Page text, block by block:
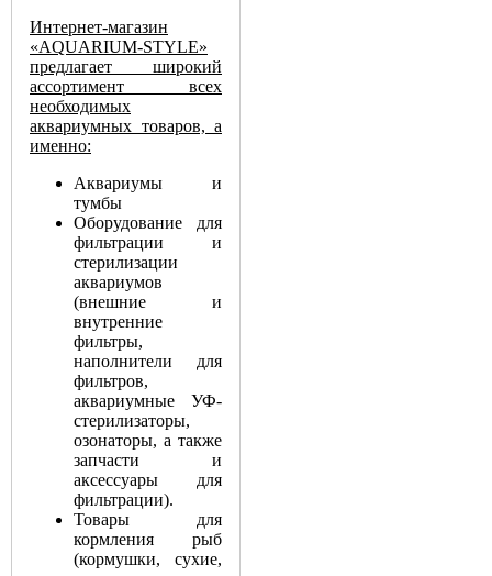
Интернет-магазин
«AQUARIUM-STYLE»
предлагает широкий
ассортимент всех
необходимых
аквариумных товаров, а
именно:
Аквариумы и
тумбы
Оборудование для
фильтрации и
стерилизации
аквариумов
(внешние и
внутренние
фильтры,
наполнители для
фильтров,
аквариумные УФ-
стерилизаторы,
озонаторы, а также
запчасти и
аксессуары для
фильтрации).
Товары для
кормления рыб
(кормушки, сухие,